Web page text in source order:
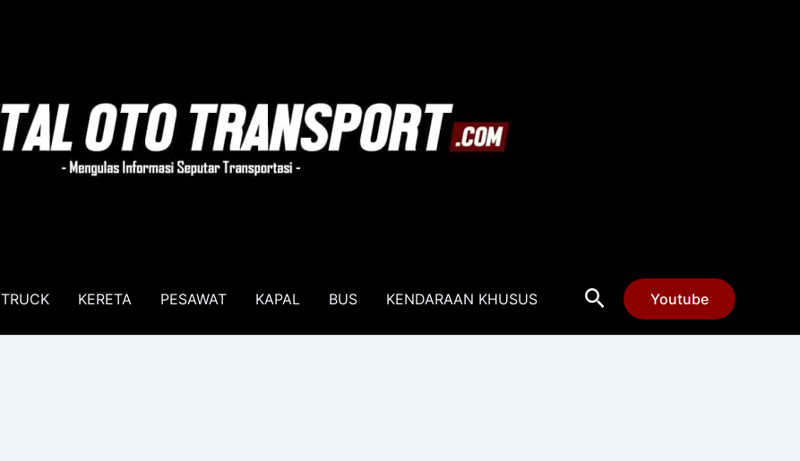
TRUCK KERETA PESAWAT KAPAL BUS KENDARAAN KHUSUS Cari Youtube